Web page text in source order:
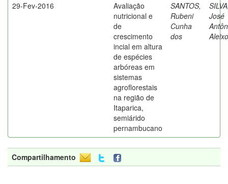
29-Fev-2016
Avaliação
nutricional e
de
crescimento
incial em altura
de espécies
arbóreas em
sistemas
agroflorestais
na região de
Itaparica,
semiárido
pernambucano
SANTOS,
Rubeni
Cunha
dos
José
Compartilhamento